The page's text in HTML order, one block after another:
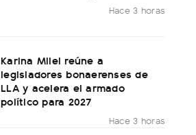
Hace 3 horas
Karina Milei reúne a
legisladores bonaerenses de
LLA y acelera el armado
político para 2027
Hace 3 horas